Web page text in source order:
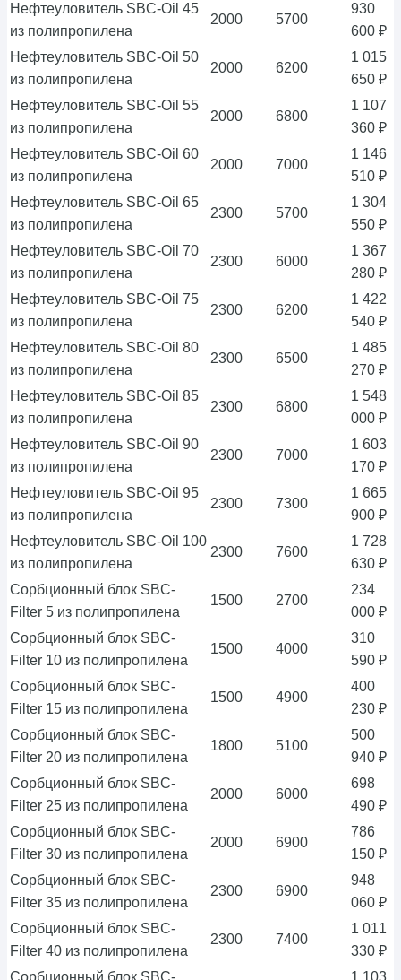
Нефтеуловитель SBC-Oil 45
из полипропилена
2000 5700
930
600 ₽
Нефтеуловитель SBC-Oil 50
из полипропилена
2000 6200
1 015
650 ₽
Нефтеуловитель SBC-Oil 55
из полипропилена
2000 6800
1 107
360 ₽
Нефтеуловитель SBC-Oil 60
из полипропилена
2000 7000
1 146
510 ₽
Нефтеуловитель SBC-Oil 65
из полипропилена
2300 5700
1 304
550 ₽
Нефтеуловитель SBC-Oil 70
из полипропилена
2300 6000
1 367
280 ₽
Нефтеуловитель SBC-Oil 75
из полипропилена
2300 6200
1 422
540 ₽
Нефтеуловитель SBC-Oil 80
из полипропилена
2300 6500
1 485
270 ₽
Нефтеуловитель SBC-Oil 85
из полипропилена
2300 6800
1 548
000 ₽
Нефтеуловитель SBC-Oil 90
из полипропилена
2300 7000
1 603
170 ₽
Нефтеуловитель SBC-Oil 95
из полипропилена
2300 7300
1 665
900 ₽
Нефтеуловитель SBC-Oil 100
из полипропилена
2300 7600
1 728
630 ₽
Сорбционный блок SBC-
Filter 5 из полипропилена
1500 2700
234
000 ₽
Сорбционный блок SBC-
Filter 10 из полипропилена
1500 4000
310
590 ₽
Сорбционный блок SBC-
Filter 15 из полипропилена
1500 4900
400
230 ₽
Сорбционный блок SBC-
Filter 20 из полипропилена
1800 5100
500
940 ₽
Сорбционный блок SBC-
Filter 25 из полипропилена
2000 6000
698
490 ₽
Сорбционный блок SBC-
Filter 30 из полипропилена
2000 6900
786
150 ₽
Сорбционный блок SBC-
Filter 35 из полипропилена
2300 6900
948
060 ₽
Сорбционный блок SBC-
Filter 40 из полипропилена
2300 7400
1 011
330 ₽